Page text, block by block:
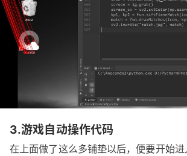
3.游戏自动操作代码
在上面做了这么多铺垫以后，便要开始